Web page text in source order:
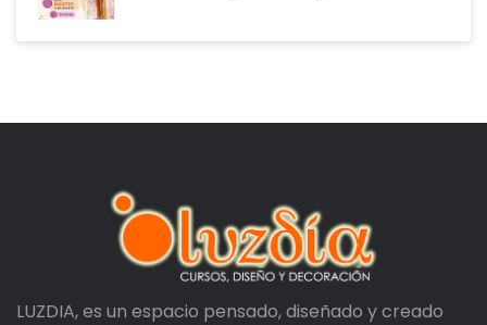
LUZDIA, es un espacio pensado, diseñado y creado